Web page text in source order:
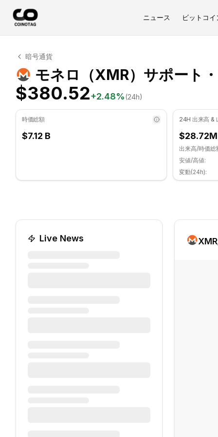
ニュース ビットコイ
モネロ テクニカル分析
モネロ 現在 $380.52 で取引されています. RSI指標は
暗号通貨
モネロ（XMR）サポート
$380.52+2.48%(24h)
時価総額
$7.12 B
24H 出来高 &
$28.72M
出来高/時価総
安値/高値:
変動(24h):
Live News XMR